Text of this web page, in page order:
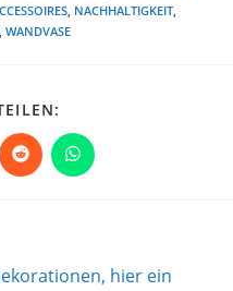
NACHHALTIGKEIT
WANDVASE
INHALT
TEILEN
Öffnet
in
Öffnet
in
hier ein